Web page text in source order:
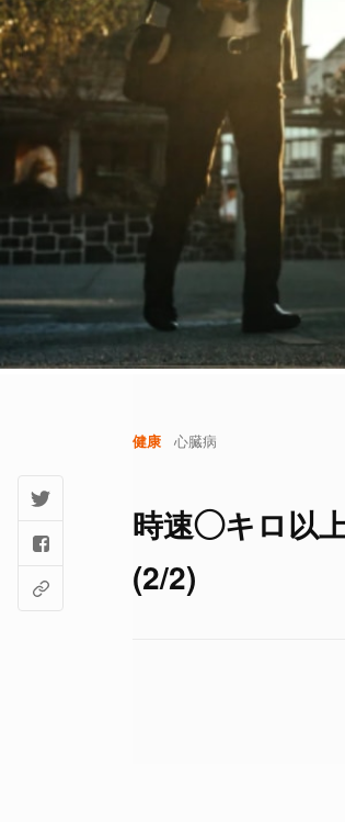
健康 心臓病
時速◯キロ以
(2/2)